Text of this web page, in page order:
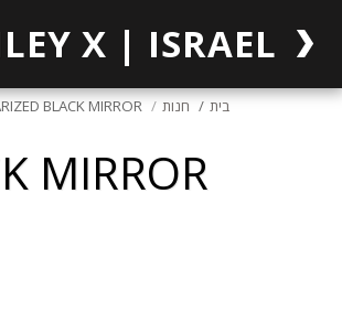
X | ISRAEL
בית חנות BLACK MIRROR
MIRROR